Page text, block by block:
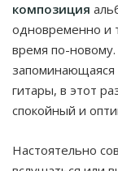
композиция
одновременно и
время по-
гитары, в этот
спокойный и
Настоятельно